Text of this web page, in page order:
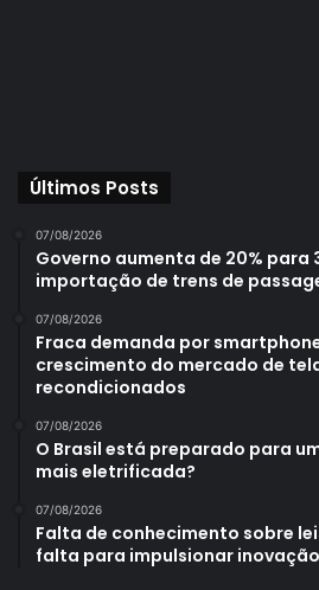
Últimos Posts
07/08/2026
Governo aumenta de 20% para
importação de trens de
07/08/2026
Fraca demanda por
crescimento do mercado de
recondicionados
07/08/2026
O Brasil está preparado para
mais eletrificada?
07/08/2026
Falta de conhecimento sobre
falta para impulsionar